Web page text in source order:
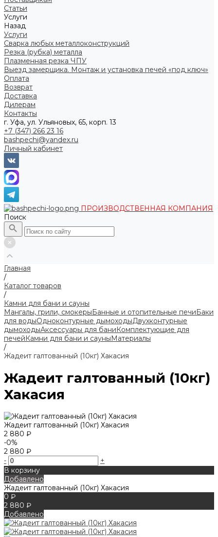
Статьи
Услуги
Назад
Услуги
Сварка любых металлоконструкций
Резка (рубка) металла
Плазменная резка ЧПУ
Выезд замерщика. Монтаж и установка печей «под ключ»
Оплата
Возврат
Доставка
Дилерам
Контакты
г. Уфа, ул. Ульяновых, 65, корп. 13
+7 (347) 266 23 16
bashpechi@yandex.ru
Личный кабинет
ПРОИЗВОДСТВЕННАЯ КОМПАНИЯ
Поиск
Главная
/
Каталог товаров
/
Камни для бани и сауны
Мангалы, грили, смокерыБанные и отопительные печиБаки
для водыОдноконтурные дымоходыДвухконтурные
дымоходыАксессуары для баниКомплектующие для
печейКамни для бани и сауныМатериалы
/
Жадеит галтованный (10кг) Хакасия
Жадеит галтованный (10кг)
Хакасия
Жадеит галтованный (10кг) Хакасия
2 880 ₽
-0%
2 880 ₽
-
+
В корзину
Добавлено
Жадеит галтованный (10кг) Хакасия
0 ₽
2 880 ₽
Добавлено